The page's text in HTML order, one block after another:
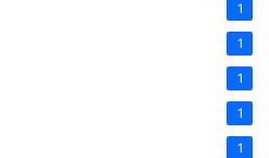
1
1
1
1
1